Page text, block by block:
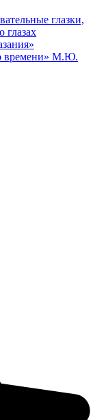
глазки,
глазах
времени» М.Ю.